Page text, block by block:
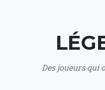
Des joueurs qui